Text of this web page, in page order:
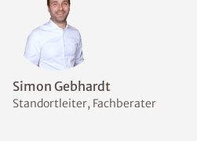
Simon Gebhardt
Standortleiter, Fachberater